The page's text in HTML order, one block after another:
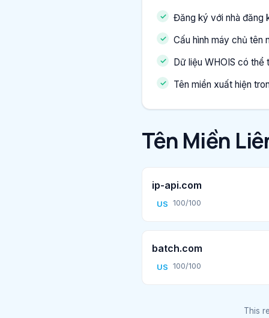
Đăng ký với nhà đăng
Cấu hình máy chủ tên
Dữ liệu WHOIS có thể
Tên miền xuất hiện
Tên Miền
ip-api.com
US 100/100
batch.com
US 100/100
This